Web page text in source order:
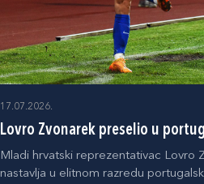
17.07.2026.
Lovro Zvonarek preselio u
Mladi hrvatski reprezentativac Lovro
nastavlja u elitnom razredu